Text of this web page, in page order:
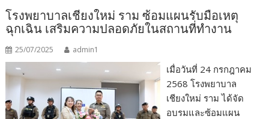
โรงพยาบาลเชียงใหม่ ราม ซ้อมแผนรับมือเหตุ
ฉุกเฉิน เสริมความปลอดภัยในสถานที่ทำงาน
25/07/2025 admin1
เมื่อวันที่ 24 กรกฎาคม
2568 โรงพยาบาล
เชียงใหม่ ราม ได้จัด
อบรมและซ้อมแผน